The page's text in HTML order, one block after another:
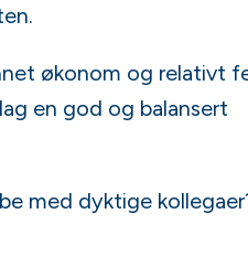
økonom og relativt
en god og balansert
med dyktige